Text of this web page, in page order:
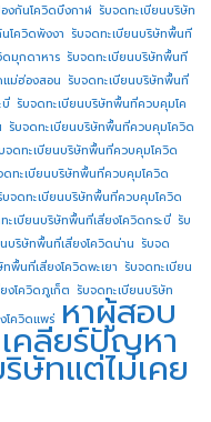
งกันโควิดบึงกาฬ รับจดทะเบียนบริษัท
โควิดพังงา รับจดทะเบียนบริษัทพื้นที
มุกดาหาร รับจดทะเบียนบริษัทพื้นที
ม่ฮ่องสอน รับจดทะเบียนบริษัทพื้นที่
บี่ รับจดทะเบียนบริษัทพื้นที่ควบคุมโค
รับจดทะเบียนบริษัทพื้นที่ควบคุมโควิด
จดทะเบียนบริษัทพื้นที่ควบคุมโควิด
ดทะเบียนบริษัทพื้นที่ควบคุมโควิด
บจดทะเบียนบริษัทพื้นที่ควบคุมโควิด
ะเบียนบริษัทพื้นที่เสี่ยงโควิดกระบี่ รับ
บริษัทพื้นที่เสี่ยงโควิดน่าน รับจด
พื้นที่เสี่ยงโควิดพะเยา รับจดทะเบียน
งโควิดภูเก็ต รับจดทะเบียนบริษัท
โควิดแพร่ หาผู้สอบ
เคลียร์ปัญหา
ษัทแต่ไม่เคย